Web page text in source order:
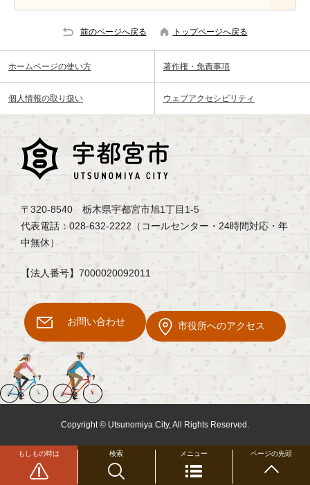
前のページへ戻る トップページへ戻る
検索
もしもの時は メニュー ページの先頭
ホームページの使い方 著作権・免責事項
個人情報の取り扱い ウェブアクセシビリティ
〒320-8540 栃木県宇都宮市旭1丁目1-5
代表電話：028-632-2222（コールセンター・24時間対応・年
中無休）
【法人番号】7000020092011
お問い合わせ 市役所へのアクセス
Copyright © Utsunomiya City, All Rights Reserved.